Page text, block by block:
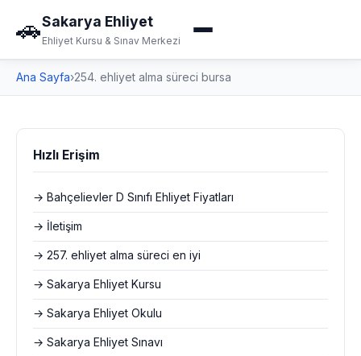
🚗Sakarya Ehliyet
Ehliyet Kursu & Sınav Merkezi
Ana Sayfa›254. ehliyet alma süreci bursa
Hızlı Erişim
→ Bahçelievler D Sınıfı Ehliyet Fiyatları
→ İletişim
→ 257. ehliyet alma süreci en iyi
→ Sakarya Ehliyet Kursu
→ Sakarya Ehliyet Okulu
→ Sakarya Ehliyet Sınavı